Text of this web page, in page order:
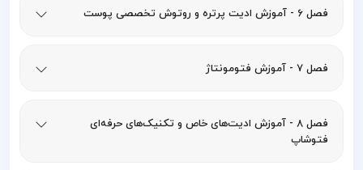
فصل 6 - آموزش ادیت پرتره و روتوش تخصصی پوست
فصل 7 - آموزش فتومونتاژ
فصل 8 - آموزش ادیت‌های خاص و تکنیک‌های حرفه‌ای
فتوشاپ